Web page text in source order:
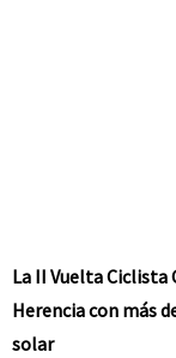
La II Vuelta Ciclista
Herencia con más
solar